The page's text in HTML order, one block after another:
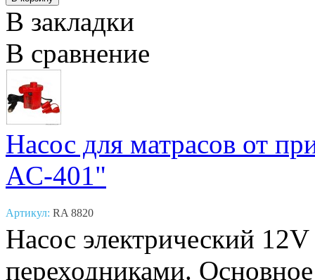
В закладки
В сравнение
Насос для матрасов от
AC-401"
Артикул: RA 8820
Насос электрический
переходниками.